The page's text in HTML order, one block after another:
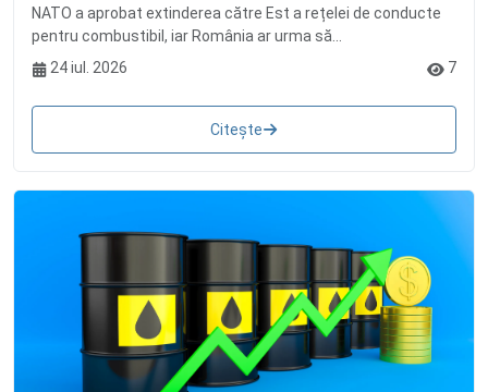
NATO a aprobat extinderea către Est a rețelei de conducte
pentru combustibil, iar România ar urma să...
24 iul. 2026
7
Citește